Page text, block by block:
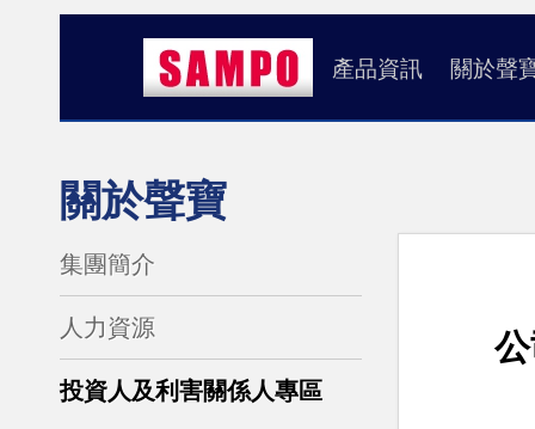
產品資訊 關於聲
關於聲寶
集團簡介
人力資源
投資人及利害關係人專區